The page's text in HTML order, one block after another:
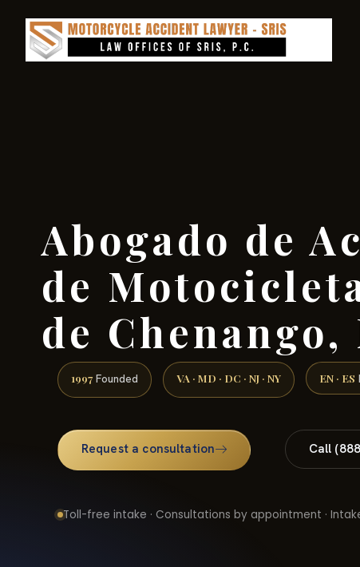
Abogado de
de
de Chenango,
1997 Founded VA · MD · DC · NJ · NY EN · ES
Request a consultation Call
Toll-free intake · Consultations by appointment ·